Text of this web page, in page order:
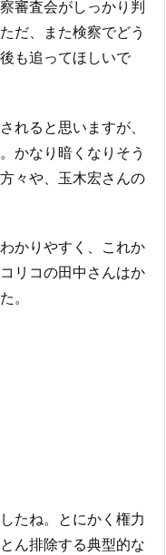
審査会がしっかり判
だ、また検察でどう
も追ってほしいで
れると思いますが、
かなり暗くなりそう
々や、玉木宏さんの
かりやすく、これか
リコの田中さんはか
。
たね。とにかく権力
ん排除する典型的な